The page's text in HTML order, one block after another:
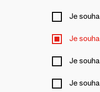
Je
Je
Je
Je